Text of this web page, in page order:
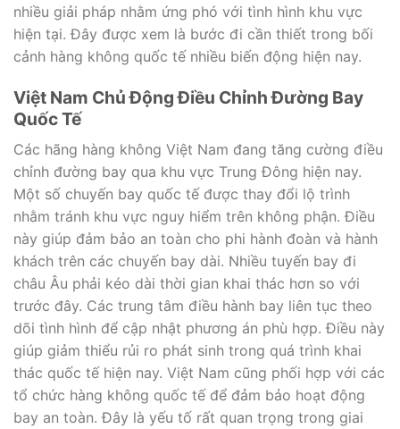
nhiều giải pháp nhằm ứng phó với tình hình khu vực
hiện tại. Đây được xem là bước đi cần thiết trong bối
cảnh hàng không quốc tế nhiều biến động hiện nay.
Việt Nam Chủ Động Điều Chỉnh Đường Bay
Quốc Tế
Các hãng hàng không Việt Nam đang tăng cường điều
chỉnh đường bay qua khu vực Trung Đông hiện nay.
Một số chuyến bay quốc tế được thay đổi lộ trình
nhằm tránh khu vực nguy hiểm trên không phận. Điều
này giúp đảm bảo an toàn cho phi hành đoàn và hành
khách trên các chuyến bay dài. Nhiều tuyến bay đi
châu Âu phải kéo dài thời gian khai thác hơn so với
trước đây. Các trung tâm điều hành bay liên tục theo
dõi tình hình để cập nhật phương án phù hợp. Điều này
giúp giảm thiểu rủi ro phát sinh trong quá trình khai
thác quốc tế hiện nay. Việt Nam cũng phối hợp với các
tổ chức hàng không quốc tế để đảm bảo hoạt động
bay an toàn. Đây là yếu tố rất quan trọng trong giai